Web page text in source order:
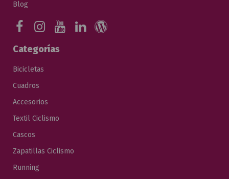
Blog
Categorías
Bicicletas
Cuadros
Accesorios
Textil Ciclismo
Cascos
Zapatillas Ciclismo
Running